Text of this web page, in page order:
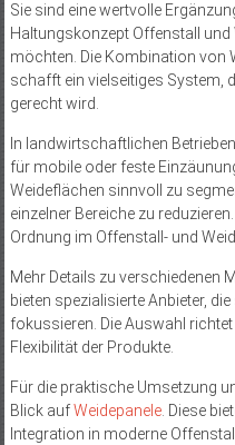
Sie sind eine wertvolle
Haltungskonzept Offenstall
möchten. Die Kombination von
schafft ein vielseitiges System,
gerecht wird.
In landwirtschaftlichen
für mobile oder feste
Weideflächen sinnvoll zu
einzelner Bereiche zu
Ordnung im Offenstall- und
Mehr Details zu verschiedenen
bieten spezialisierte Anbieter,
fokussieren. Die Auswahl
Flexibilität der Produkte.
Für die praktische Umsetzung
Blick aufWeidepanele. Diese
Integration in moderne